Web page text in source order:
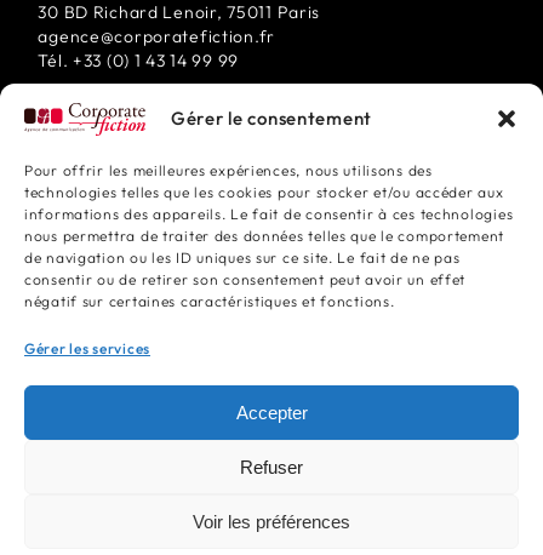
Gérer le consentement
Pour offrir les meilleures expériences, nous utilisons des
technologies telles que les cookies pour stocker et/ou accéder aux
informations des appareils. Le fait de consentir à ces technologies
nous permettra de traiter des données telles que le comportement
de navigation ou les ID uniques sur ce site. Le fait de ne pas
consentir ou de retirer son consentement peut avoir un effet
négatif sur certaines caractéristiques et fonctions.
Gérer les services
Accepter
Refuser
Voir les préférences
30 BD Richard Lenoir, 75011 Paris
agence@corporatefiction.fr
Tél. +33 (0) 1 43 14 99 99
Suivez-nous
Corporate Fiction © 2024 Tous droits réservés
Politique De Cookies
Mentions Légales Et Cgv